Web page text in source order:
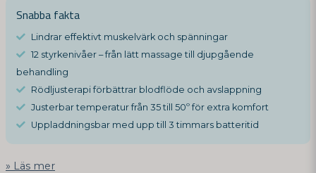
Snabba fakta
Lindrar effektivt muskelvärk och spänningar
12 styrkenivåer – från lätt massage till djupgående
behandling
Rödljusterapi förbättrar blodflöde och avslappning
Justerbar temperatur från 35 till 50º för extra komfort
Uppladdningsbar med upp till 3 timmars batteritid
Läs mer